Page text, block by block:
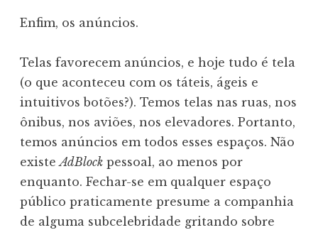
Enfim, os anúncios.
Telas favorecem anúncios, e hoje tudo é tela
(o que aconteceu com os táteis, ágeis e
intuitivos botões?). Temos telas nas ruas, nos
ônibus, nos aviões, nos elevadores. Portanto,
temos anúncios em todos esses espaços. Não
existeAdBlock pessoal, ao menos por
enquanto. Fechar-se em qualquer espaço
público praticamente presume a companhia
de alguma subcelebridade gritando sobre